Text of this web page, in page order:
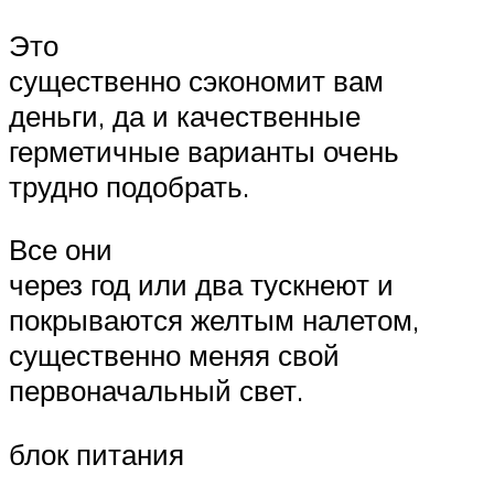
Это
существенно сэкономит вам
деньги, да и качественные
герметичные варианты очень
трудно подобрать.
Все они
через год или два тускнеют и
покрываются желтым налетом,
существенно меняя свой
первоначальный свет.
блок питания